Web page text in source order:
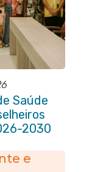
Saúde
2030
e